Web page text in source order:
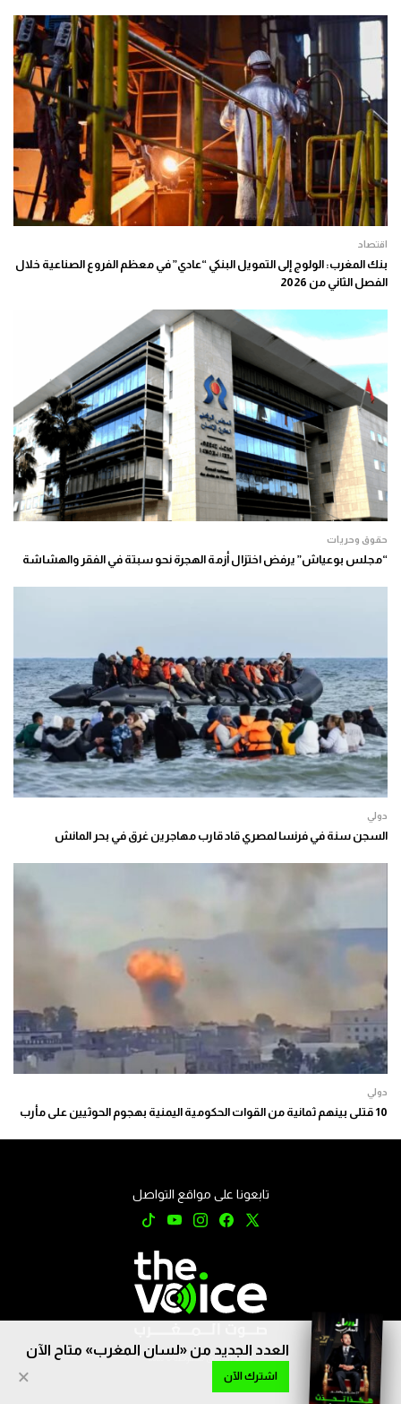
اقتصاد
بنك المغرب: الولوج إلى التمويل البنكي “عادي” في معظم الفروع الصناعية خلال
الفصل الثاني من 2026
حقوق وحريات
“مجلس بوعياش” يرفض اختزال أزمة الهجرة نحو سبتة في الفقر والهشاشة
دولي
السجن سنة في فرنسا لمصري قاد قارب مهاجرين غرق في بحر المانش
دولي
10 قتلى بينهم ثمانية من القوات الحكومية اليمنية بهجوم الحوثيين على مأرب
العدد الجديد من «لسان المغرب» متاح الآن
اشترك الآن ×
تابعونا على مواقع التواصل
جميع الحقوق محفوظة © 2026